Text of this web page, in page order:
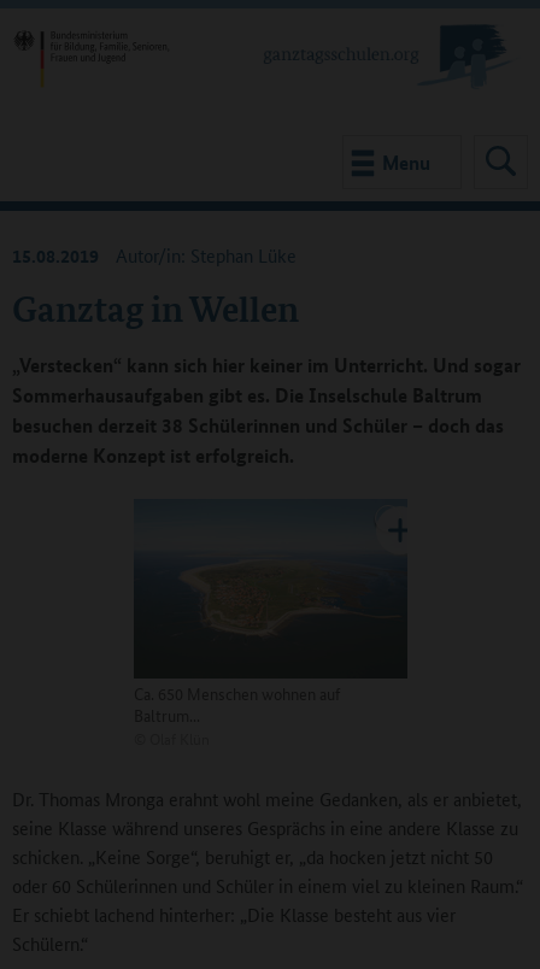
Menu
Ganztag in Wellen
15.08.2019 Autor/in: Stephan Lüke
„Verstecken“ kann sich hier keiner im Unterricht. Und sogar
Sommerhausaufgaben gibt es. Die Inselschule Baltrum
besuchen derzeit 38 Schülerinnen und Schüler – doch das
moderne Konzept ist erfolgreich.
Dr. Thomas Mronga erahnt wohl meine Gedanken, als er anbietet,
seine Klasse während unseres Gesprächs in eine andere Klasse zu
schicken. „Keine Sorge“, beruhigt er, „da hocken jetzt nicht 50
oder 60 Schülerinnen und Schüler in einem viel zu kleinen Raum.“
Er schiebt lachend hinterher: „Die Klasse besteht aus vier
Schülern.“